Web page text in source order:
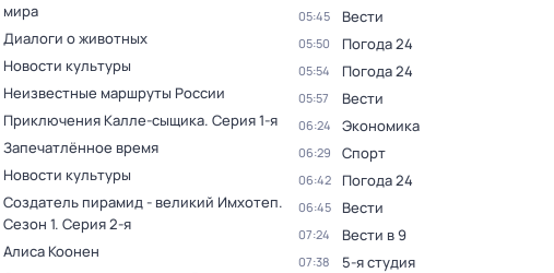
мира
Диалоги о животных
Новости культуры
Неизвестные маршруты России
Приключения Калле-сыщика. Серия 1-я
Запечатлённое время
Новости культуры
Создатель пирамид - великий Имхотеп.
Сезон 1. Серия 2-я
Алиса Коонен
05:45 Вести
05:50 Погода 24
05:54 Погода 24
05:57 Вести
06:24 Экономика
06:29 Спорт
06:42 Погода 24
06:45 Вести
07:24 Вести в 9
07:38 5-я студия